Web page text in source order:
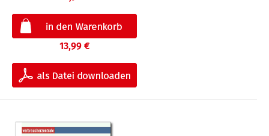
13,99 €